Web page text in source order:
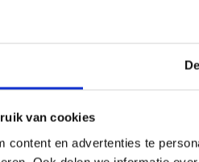
van cookies
content en advertenties te